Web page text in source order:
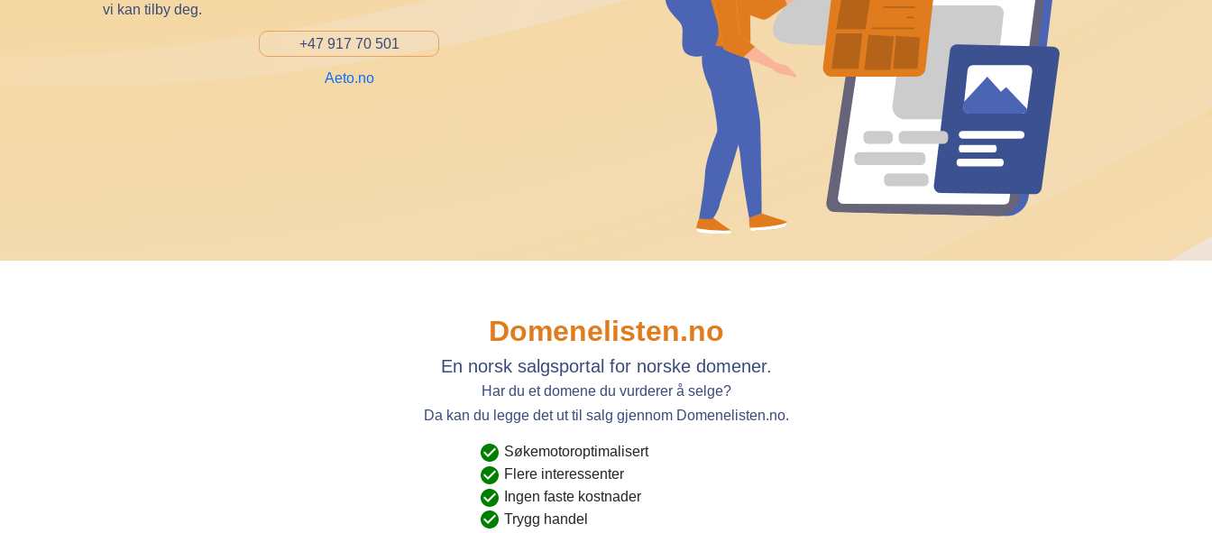
vi kan tilby deg.
+47 917 70 501
Aeto.no
Domenelisten.no
En norsk salgsportal for norske domener.
Har du et domene du vurderer å selge?
Da kan du legge det ut til salg gjennom Domenelisten.no.
Søkemotoroptimalisert
Flere interessenter
Ingen faste kostnader
Trygg handel